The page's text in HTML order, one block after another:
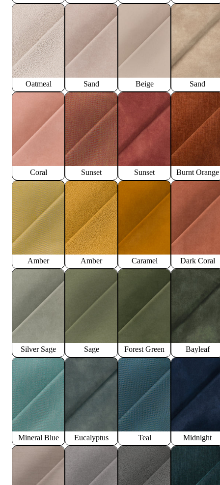
Oatmeal Sand Beige Sand
Coral Sunset Sunset Burnt Orange
Amber Amber Caramel Dark Coral
Silver Sage Sage Forest Green Bayleaf
Mineral Blue Eucalyptus Teal Midnight